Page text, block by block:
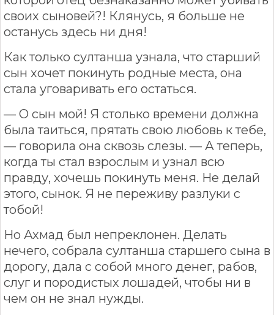
своих сыновей?! Клянусь, я больше не
останусь здесь ни дня!
Как только султанша узнала, что старший
сын хочет покинуть родные места, она
стала уговаривать его остаться.
— О сын мой! Я столько времени должна
была таиться, прятать свою любовь к тебе,
— говорила она сквозь слезы. — А теперь,
когда ты стал взрослым и узнал всю
правду, хочешь покинуть меня. Не делай
этого, сынок. Я не переживу разлуки с
тобой!
Но Ахмад был непреклонен. Делать
нечего, собрала султанша старшего сына в
дорогу, дала с собой много денег, рабов,
слуг и породистых лошадей, чтобы ни в
чем он не знал нужды.